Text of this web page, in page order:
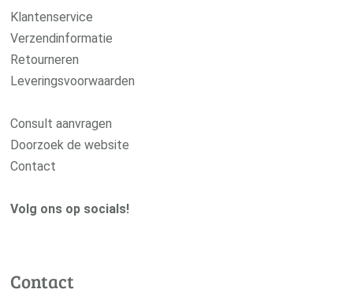
Klantenservice
Verzendinformatie
Retourneren
Leveringsvoorwaarden
Consult aanvragen
Doorzoek de website
Contact
Volg ons op socials!
Contact